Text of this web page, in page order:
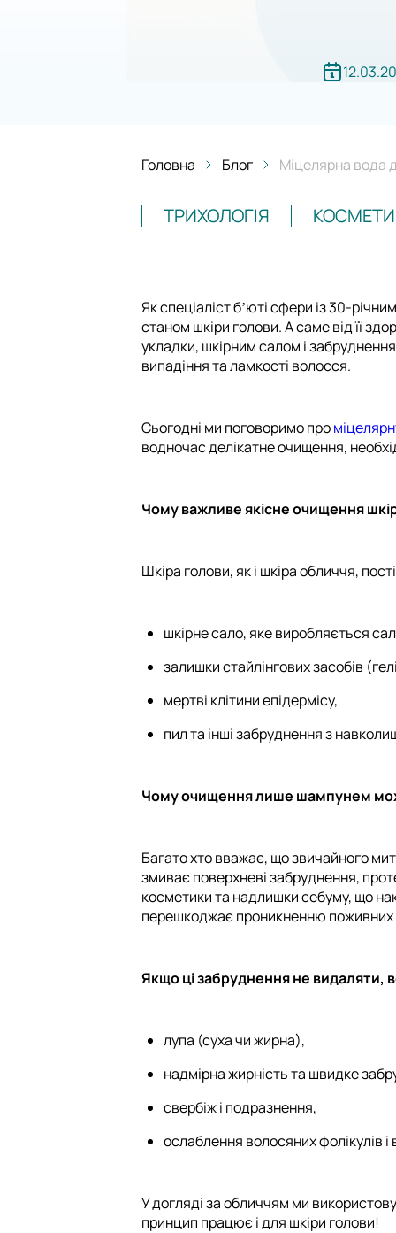
Головна Блог Міцелярна вода
ТРИХОЛОГІЯ
Як спеціаліст бʼюті сфери із 30-
станом шкіри голови. А саме від її
укладки, шкірним салом і
випадіння та ламкості волосся.
Сьогодні ми поговоримо про
водночас делікатне очищення,
Чому важливе якісне очищення
Шкіра голови, як і шкіра обличчя,
шкірне сало, яке виробляється
залишки стайлінгових засобів
мертві клітини епідермісу,
пил та інші забруднення з
Чому очищення лише шампунем
Багато хто вважає, що звичайного
змиває поверхневі забруднення,
косметики та надлишки себуму, що
перешкоджає проникненню поживних
Якщо ці забруднення не видаляти,
лупа (суха чи жирна),
надмірна жирність та швидке
свербіж і подразнення,
ослаблення волосяних фолікулів
У догляді за обличчям ми
принцип працює і для шкіри голови!